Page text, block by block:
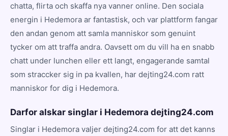
chatta, flirta och skaffa nya vanner online. Den sociala
energin i Hedemora ar fantastisk, och var plattform fangar
den andan genom att samla manniskor som genuint
tycker om att traffa andra. Oavsett om du vill ha en snabb
chatt under lunchen eller ett langt, engagerande samtal
som straccker sig in pa kvallen, har dejting24.com ratt
manniskor for dig i Hedemora.
Darfor alskar singlar i Hedemora dejting24.com
Singlar i Hedemora valjer dejting24.com for att det kanns